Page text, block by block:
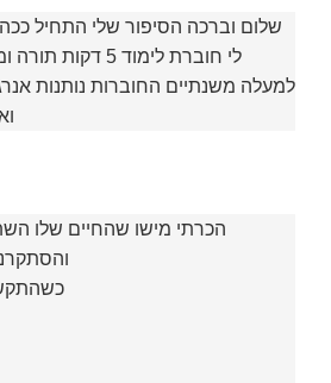
שלום וברכה הסיפור שלי התחיל
לי חוברת לימוד 5
למעלה משנתיים החוברות נותנות
הכרתי מישו שהחיים שלו